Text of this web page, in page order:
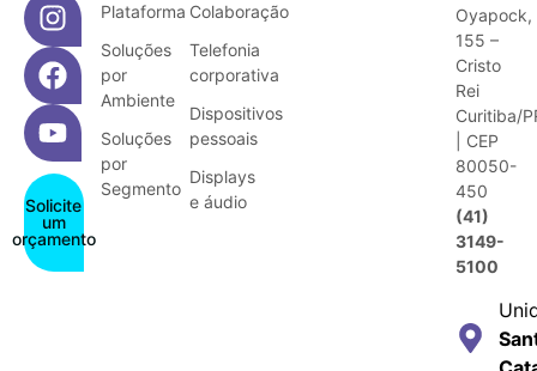
Solicite
um
orçamento
Plataforma
Soluções
por
Ambiente
Soluções
por
Segmento
Colaboração
Telefonia
corporativa
Dispositivos
pessoais
Displays
e áudio
Oyapock,
155 –
Cristo
Rei
Curitiba/
| CEP
80050-
450
(41)
3149-
5100